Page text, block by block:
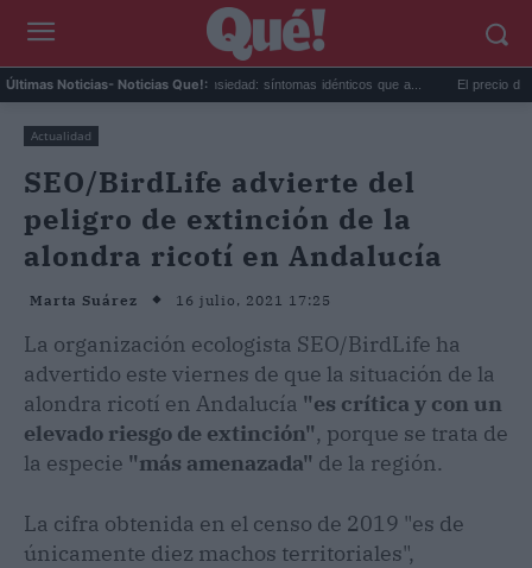
Últimas Noticias- Noticias Que!:
Calor extremo y ansiedad: síntomas idénticos que a... El precio de la
Actualidad
SEO/BirdLife advierte del
peligro de extinción de la
alondra ricotí en Andalucía
Marta Suárez 16 julio, 2021 17:25
La organización ecologista SEO/BirdLife ha
advertido este viernes de que la situación de la
alondra ricotí en Andalucía "es crítica y con un
elevado riesgo de extinción", porque se trata de
la especie "más amenazada" de la región.
La cifra obtenida en el censo de 2019 "es de
únicamente diez machos territoriales",